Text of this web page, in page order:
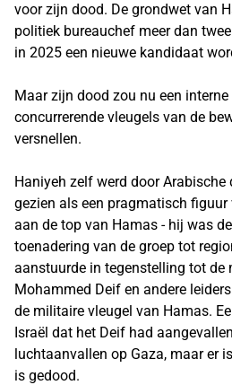
voor zijn dood. De grondwet van
politiek bureauchef meer dan
in 2025 een nieuwe kandidaat
Maar zijn dood zou nu een
concurrerende vleugels van de
versnellen.
Haniyeh zelf werd door
gezien als een pragmatisch figuur
aan de top van Hamas - hij was
toenadering van de groep tot
aanstuurde in tegenstelling tot de
Mohammed Deif en andere
de militaire vleugel van Hamas.
Israël dat het Deif had
luchtaanvallen op Gaza, maar er
is gedood.